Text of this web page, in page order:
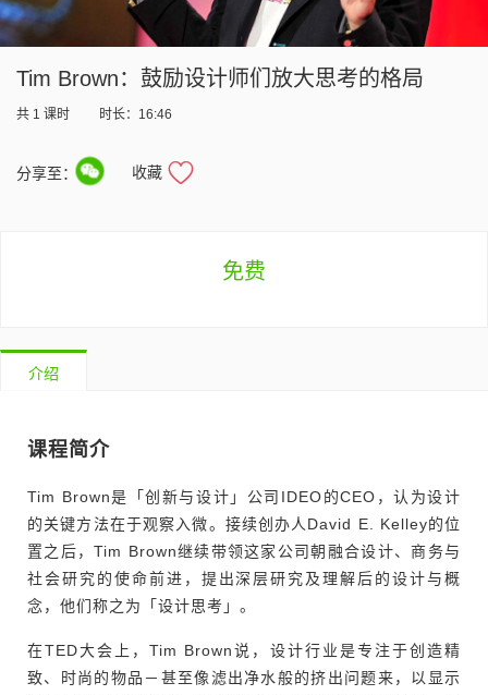
Tim Brown：鼓励设计师们放大思考的格局
共 1 课时 时长：16:46
分享至： 收藏
免费
介绍
课程简介
Tim Brown是「创新与设计」公司IDEO的CEO，认为设计
的关键方法在于观察入微。接续创办人David E. Kelley的位
置之后，Tim Brown继续带领这家公司朝融合设计、商务与
社会研究的使命前进，提出深层研究及理解后的设计与概
念，他们称之为「设计思考」。
在TED大会上，Tim Brown说，设计行业是专注于创造精
致、时尚的物品－甚至像滤出净水般的挤出问题来，以显示